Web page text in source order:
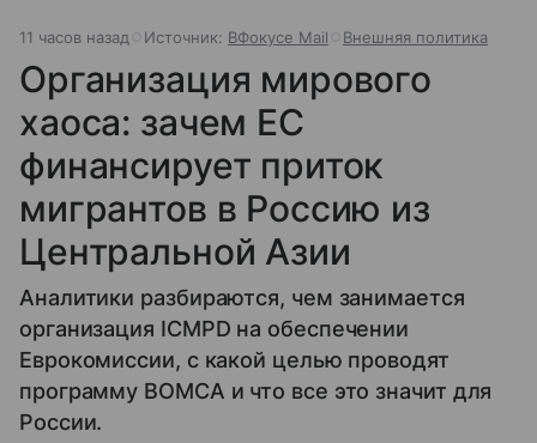
11 часов назад Источник: ВФокусе Mail Внешняя политика
Организация мирового
хаоса: зачем ЕС
финансирует приток
мигрантов в Россию из
Центральной Азии
Аналитики разбираются, чем занимается
организация ICMPD на обеспечении
Еврокомиссии, с какой целью проводят
программу BOMCA и что все это значит для
России.